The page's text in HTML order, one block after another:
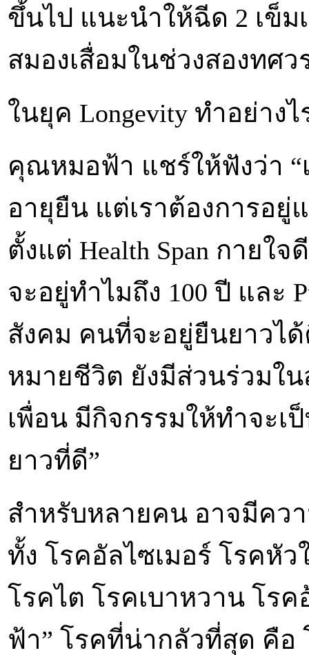
ขึ้นไป แนะนำให้ฉีด 2 เข็ม
สมองเสื่อมในช่วงสองทศ
ในยุค Longevity ทำอย่าง
คุณหมอฟ้า แชร์ให้ฟังว่า “
อายุยืน แต่เราต้องการอยู่
ตั้งแต่ Health Span กายใจ
จะอยู่ทำไมถึง 100 ปี และ
สังคม คนที่จะอยู่ยืนยาวไ
หมายชีวิต ยังมีส่วนร่วมใ
เพื่อน มีกิจกรรมให้ทำจะ
ยาวที่ดี”
สำหรับหลายคน อาจมีคว
ทั้ง โรคอัลไซเมอร์ โรคหั
โรคไต โรคเบาหวาน โร
ฟ้า” โรคที่น่ากลัวที่สุด คือ